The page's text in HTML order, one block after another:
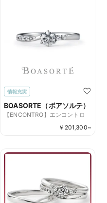
情報充実
BOASORTE（ボアソルテ）
【ENCONTRO】エンコントロ
￥ 201,300~